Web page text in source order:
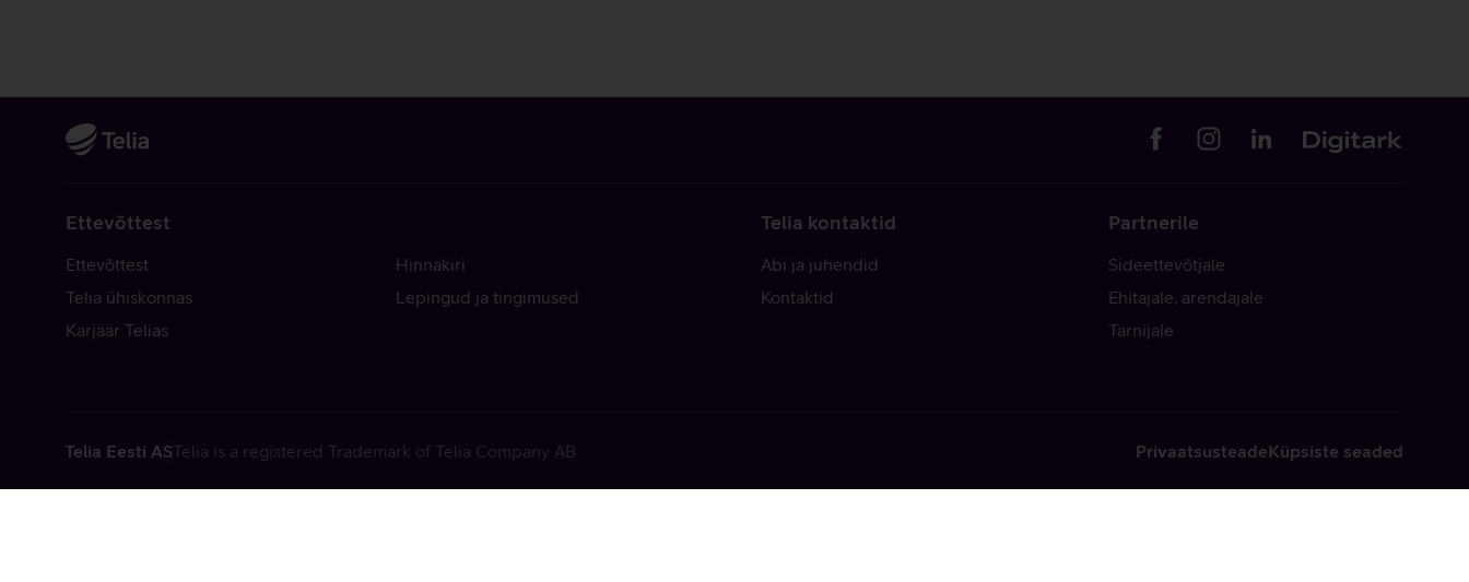
Ettevõttest
Ettevõttest
Telia ühiskonnas
Karjäär Telias
Hinnakiri
Lepingud ja tingimused
Telia kontaktid
Abi ja juhendid
Kontaktid
Partnerile
Sideettevõtjale
Ehitajale, arendajale
Tarnijale
Telia Eesti ASTelia is a registered Trademark of Telia Company AB PrivaatsusteadeKüpsiste seaded